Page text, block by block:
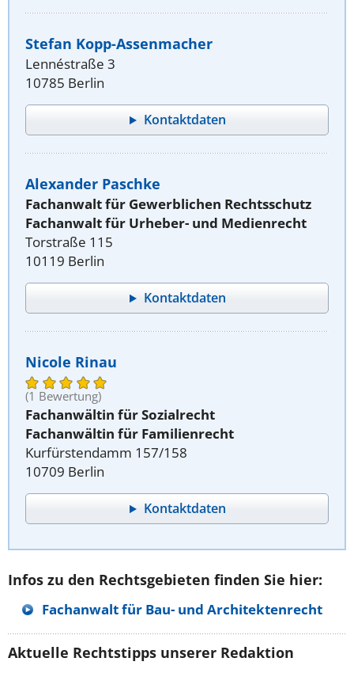
Stefan Kopp-Assenmacher
Lennéstraße 3
10785 Berlin
Kontaktdaten
Alexander Paschke
Fachanwalt für Gewerblichen Rechtsschutz
Fachanwalt für Urheber- und Medienrecht
Torstraße 115
10119 Berlin
Kontaktdaten
Nicole Rinau
(1 Bewertung)
Fachanwältin für Sozialrecht
Fachanwältin für Familienrecht
Kurfürstendamm 157/158
10709 Berlin
Kontaktdaten
Infos zu den Rechtsgebieten finden Sie hier:
Fachanwalt für Bau- und Architektenrecht
Aktuelle Rechtstipps unserer Redaktion